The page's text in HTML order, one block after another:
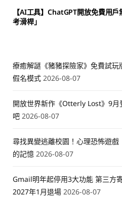
【AI工具】ChatGPT開放免費用
考滑桿」
療癒解謎《豬豬探險家》免費試
假名模式 2026-08-07
開放世界新作《Otterly Lost》9
吧 2026-08-07
尋找異變逃離校園！心理恐怖遊
的記憶 2026-08-07
Gmail明年起停用3大功能 第三方
2027年1月退場 2026-08-07